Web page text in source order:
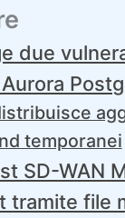
due
temporanei
SD-WAN
tramite file